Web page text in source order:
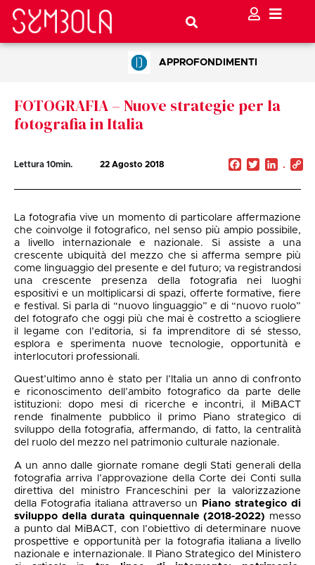
APPROFONDIMENTI
FOTOGRAFIA – Nuove strategie per la
fotografia in Italia
Lettura 10min. 22 Agosto 2018 Facebook
Twitter
La fotografia vive un momento di particolare affermazione
che coinvolge il fotografico, nel senso più ampio possibile,
a livello internazionale e nazionale. Si assiste a una
crescente ubiquità del mezzo che si afferma sempre più
come linguaggio del presente e del futuro; va registrandosi
una crescente presenza della fotografia nei luoghi
espositivi e un moltiplicarsi di spazi, offerte formative, fiere
e festival. Si parla di “nuovo linguaggio” e di “nuovo ruolo”
del fotografo che oggi più che mai è costretto a sciogliere
il legame con l’editoria, si fa imprenditore di sé stesso,
esplora e sperimenta nuove tecnologie, opportunità e
interlocutori professionali.
Quest’ultimo anno è stato per l’Italia un anno di confronto
e riconoscimento dell’ambito fotografico da parte delle
istituzioni: dopo mesi di ricerche e incontri, il MiBACT
rende finalmente pubblico il primo Piano strategico di
sviluppo della fotografia, affermando, di fatto, la centralità
del ruolo del mezzo nel patrimonio culturale nazionale.
A un anno dalle giornate romane degli Stati generali della
fotografia arriva l’approvazione della Corte dei Conti sulla
direttiva del ministro Franceschini per la valorizzazione
della Fotografia italiana attraverso un
Piano strategico di
sviluppo della durata quinquennale (2018-2022) messo
a punto dal MiBACT, con l’obiettivo di determinare nuove
prospettive e opportunità per la fotografia italiana a livello
nazionale e internazionale. Il Piano Strategico del Ministero